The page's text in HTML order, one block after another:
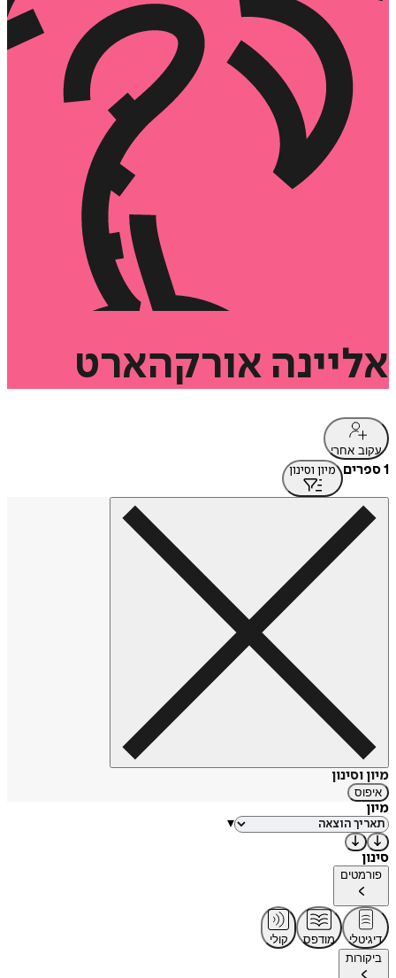
אליינה אורקהארט
עקוב אחרי
1 ספרים מיון וסינון
מיון וסינון
איפוס
מיון
▾
סינון
פורמטים
דיגיטלי מודפס
קולי
ביקורות